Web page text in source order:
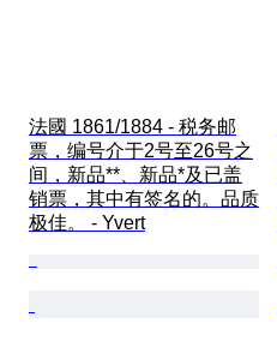
法國 1861/1884 - 税务邮
票，编号介于2号至26号之
间，新品**、新品*及已盖
销票，其中有签名的。品质
极佳。 - Yvert